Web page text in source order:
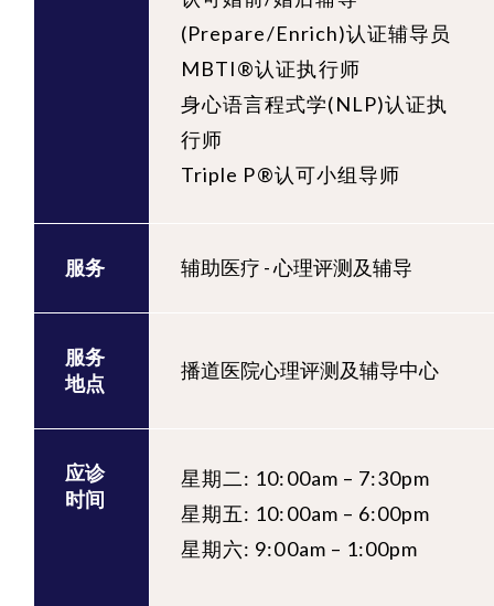
(Prepare/Enrich)认证辅导员
MBTI®认证执行师
身心语言程式学(NLP)认证执
行师
Triple P®认可小组导师
服务 辅助医疗 - 心理评测及辅导
服务
地点
播道医院心理评测及辅导中心
应诊
时间
星期二: 10:00am – 7:30pm
星期五: 10:00am – 6:00pm
星期六: 9:00am – 1:00pm